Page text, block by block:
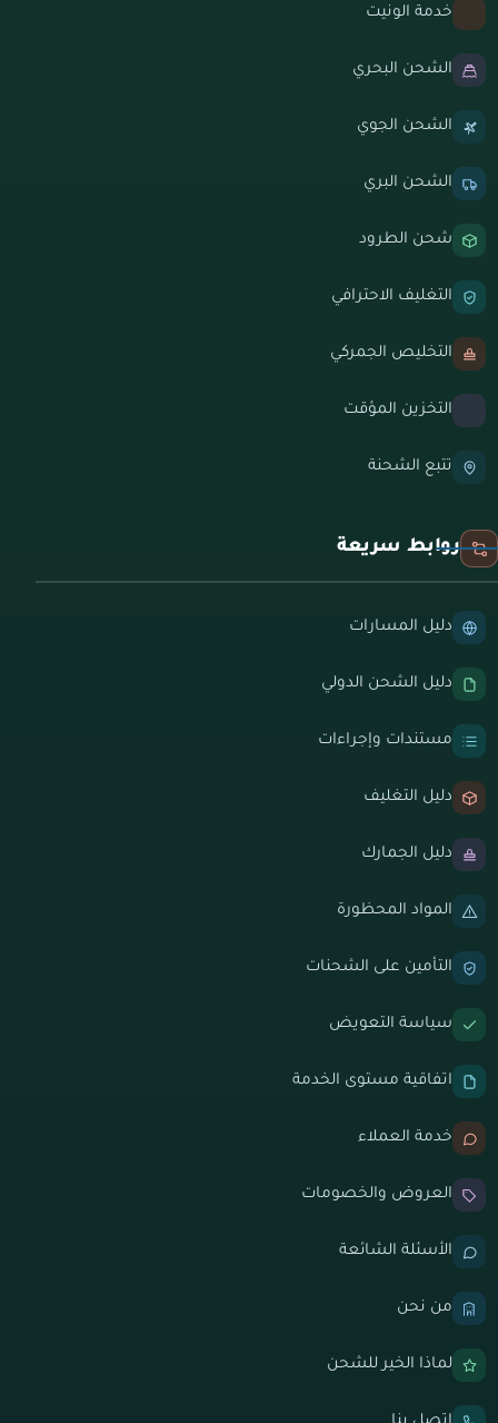
خدمة الونيت
الشحن البحري
الشحن الجوي
الشحن البري
شحن الطرود
التغليف الاحترافي
التخليص الجمركي
التخزين المؤقت
تتبع الشحنة
روابط سريعة
دليل المسارات
دليل الشحن الدولي
مستندات وإجراءات
دليل التغليف
دليل الجمارك
المواد المحظورة
التأمين على الشحنات
سياسة التعويض
اتفاقية مستوى الخدمة
خدمة العملاء
العروض والخصومات
الأسئلة الشائعة
من نحن
لماذا الخير للشحن